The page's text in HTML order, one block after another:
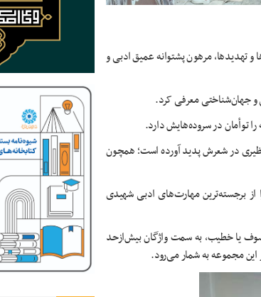
و تهدیدها، مرهون پشتوانه عمیق ادبی و
و جهان‌شناختی معرفی کرد.
توأمان در سروده‌هایش دارد.
در شعرش پدید آورده است؛ همچون
از برجسته‌ترین مهارت‌های ادبی شهیدی
یا خطیب، به سمت واژگان بیش‌ازحد
این مجموعه به شمار می‌رود.